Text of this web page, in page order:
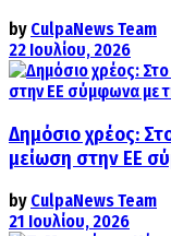
by CulpaNews Team
22 Ιουλίου, 2026
Δημόσιο χρέος:
μείωση στην ΕΕ
by CulpaNews Team
21 Ιουλίου, 2026